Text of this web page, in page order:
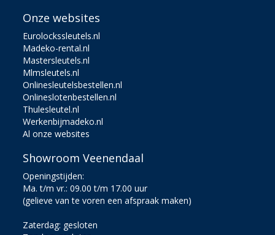
Onze websites
Eurolockssleutels.nl
Madeko-rental.nl
Mastersleutels.nl
Mlmsleutels.nl
Onlinesleutelsbestellen.nl
Onlineslotenbestellen.nl
Thulesleutel.nl
Werkenbijmadeko.nl
Al onze websites
Showroom Veenendaal
Openingstijden:
Ma. t/m vr.: 09.00 t/m 17.00 uur
(gelieve van te voren een afspraak maken)
Zaterdag: gesloten